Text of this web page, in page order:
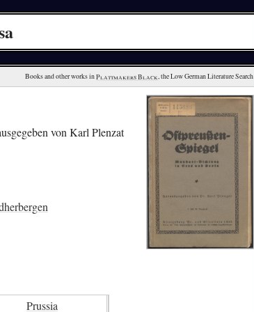
Books and other works in Plattmakers Black, the Low German Literature Search
von Karl Plenzat
Prussia